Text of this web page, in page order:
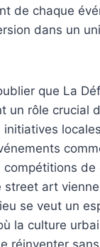
de chaque
dans un
que La
un rôle crucial
initiatives
compétitions
art
se veut un
la culture